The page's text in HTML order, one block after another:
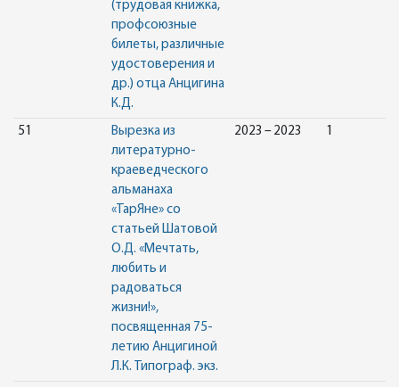
(трудовая книжка,
профсоюзные
билеты, различные
удостоверения и
др.) отца Анцигина
К.Д.
51
Вырезка из
литературно-
краеведческого
альманаха
«ТарЯне» со
статьей Шатовой
О.Д. «Мечтать,
любить и
радоваться
жизни!»,
посвященная 75-
летию Анцигиной
Л.К. Типограф. экз.
2023 – 2023 1